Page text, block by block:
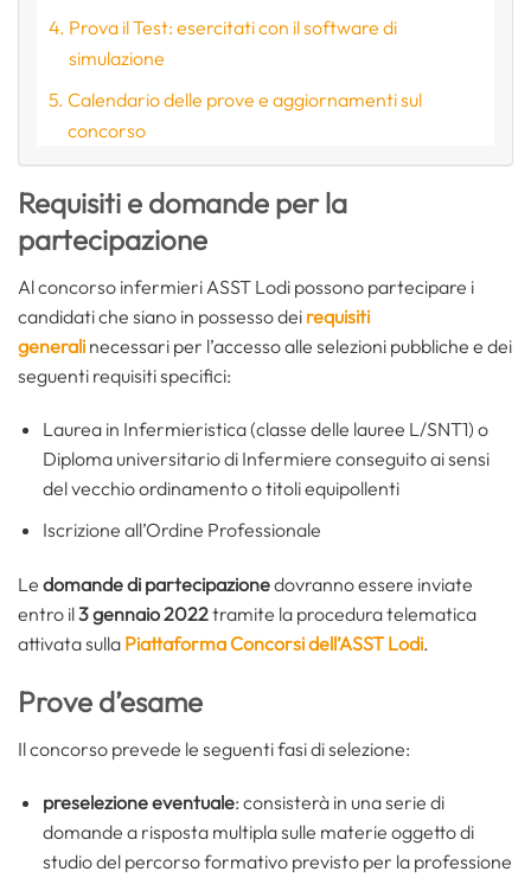
Prova il Test: esercitati con il software di
simulazione
Calendario delle prove e aggiornamenti sul
concorso
Requisiti e domande per la
partecipazione
Al concorso infermieri ASST Lodi possono partecipare i
candidati che siano in possesso dei requisiti
generali necessari per l’accesso alle selezioni pubbliche e dei
seguenti requisiti specifici:
Laurea in Infermieristica (classe delle lauree L/SNT1) o
Diploma universitario di Infermiere conseguito ai sensi
del vecchio ordinamento o titoli equipollenti
Iscrizione all’Ordine Professionale
Le domande di partecipazionedovranno essere inviate
entro il3 gennaio 2022tramite la procedura telematica
attivata sulla Piattaforma Concorsi dell’ASST Lodi.
Prove d’esame
Il concorso prevede le seguenti fasi di selezione:
preselezione eventuale: consisterà in una serie di
domande a risposta multipla sulle materie oggetto di
studio del percorso formativo previsto per la professione